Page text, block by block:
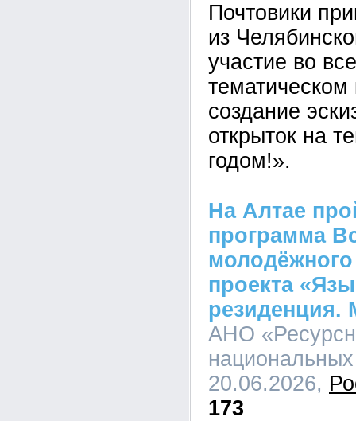
Почтовики
из
участие во
тематическом
создание
открыток на
годом!».
На Алтае
программа
проекта
резиденция.
АНО
20.06.2026,
173